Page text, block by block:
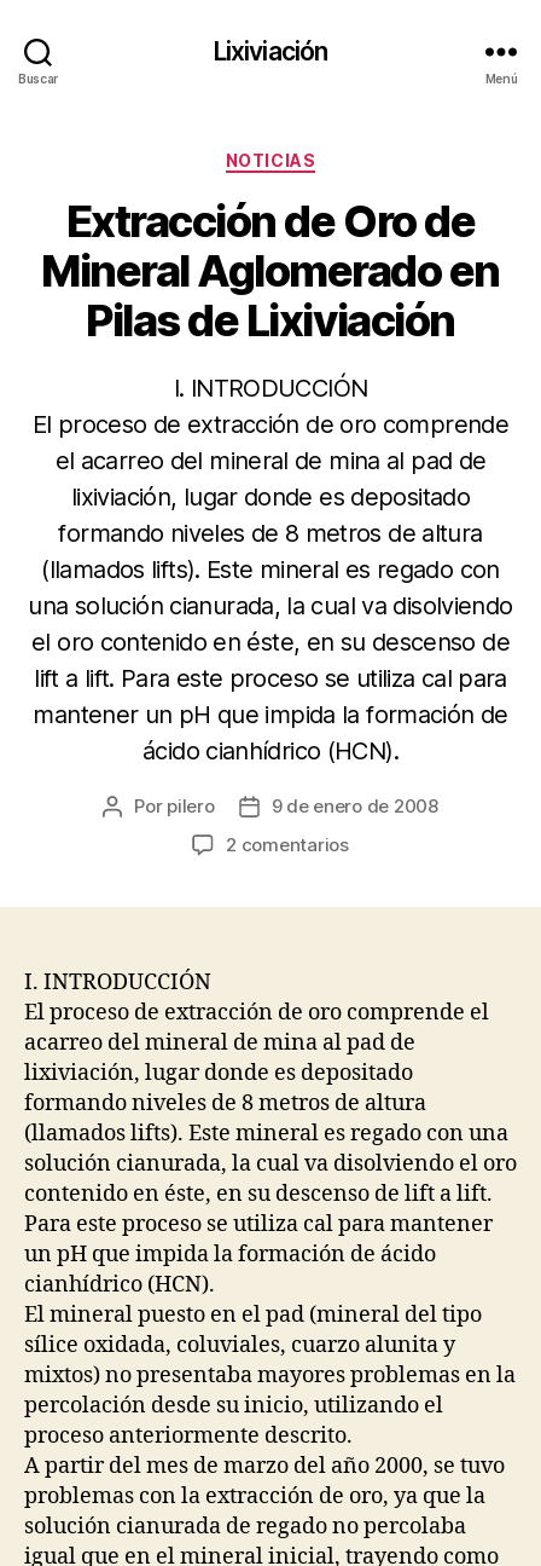
Buscar
Lixiviación
Menú
Categorías
NOTICIAS
Extracción de Oro de
Mineral Aglomerado en
Pilas de Lixiviación
I. INTRODUCCIÓN
El proceso de extracción de oro comprende
el acarreo del mineral de mina al pad de
lixiviación, lugar donde es depositado
formando niveles de 8 metros de altura
(llamados lifts). Este mineral es regado con
una solución cianurada, la cual va disolviendo
el oro contenido en éste, en su descenso de
lift a lift. Para este proceso se utiliza cal para
mantener un pH que impida la formación de
ácido cianhídrico (HCN).
Autor
Por pilero
Fecha9 de enero de 2008
2 comentariosen
Aglomerado
Pilas
de
Lixiviación
I. INTRODUCCIÓN
El proceso de extracción de oro comprende el
acarreo del mineral de mina al pad de
lixiviación, lugar donde es depositado
formando niveles de 8 metros de altura
(llamados lifts). Este mineral es regado con una
solución cianurada, la cual va disolviendo el oro
contenido en éste, en su descenso de lift a lift.
Para este proceso se utiliza cal para mantener
un pH que impida la formación de ácido
cianhídrico (HCN).
El mineral puesto en el pad (mineral del tipo
sílice oxidada, coluviales, cuarzo alunita y
mixtos) no presentaba mayores problemas en la
percolación desde su inicio, utilizando el
proceso anteriormente descrito.
A partir del mes de marzo del año 2000, se tuvo
problemas con la extracción de oro, ya que la
solución cianurada de regado no percolaba
igual que en el mineral inicial, trayendo como